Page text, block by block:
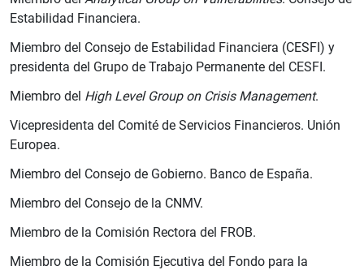
Estabilidad Financiera.
Miembro del Consejo de Estabilidad Financiera (CESFI) y
presidenta del Grupo de Trabajo Permanente del CESFI.
Miembro del High Level Group on Crisis Management.
Vicepresidenta del Comité de Servicios Financieros. Unión
Europea.
Miembro del Consejo de Gobierno. Banco de España.
Miembro del Consejo de la CNMV.
Miembro de la Comisión Rectora del FROB.
Miembro de la Comisión Ejecutiva del Fondo para la
1 2